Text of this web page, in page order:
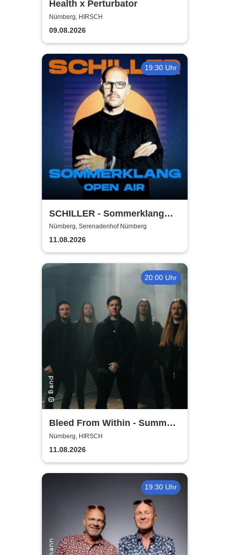
Health x Perturbator
Nürnberg, HIRSCH
09.08.2026
19:30 Uhr
SCHILLER - Sommerklang
2026
Nürnberg, Serenadenhof Nürnberg
11.08.2026
20:00 Uhr
Bleed From Within - Summer
2026
Nürnberg, HIRSCH
11.08.2026
19:30 Uhr